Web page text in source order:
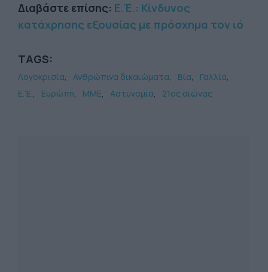
Διαβάστε επίσης: Ε.Έ.: Κίνδυνος
κατάχρησης εξουσίας με πρόσχημα τον ιό
TAGS:
Λογοκρισία Ανθρώπινα δικαιώματα Βία
Γαλλία
Ε.'Ε.
Ευρώπη ΜΜΕ Αστυνομία 21ος αιώνας